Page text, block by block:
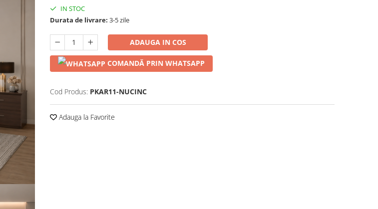
IN STOC
Durata de livrare: 3-5 zile
ADAUGA IN COS
COMANDĂ PRIN WHATSAPP
Cod Produs: PKAR11-NUCINC
Adauga la Favorite